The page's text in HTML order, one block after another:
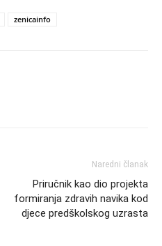
zenicainfo
Naredni članak
Priručnik kao dio projekta
formiranja zdravih navika kod
djece predškolskog uzrasta